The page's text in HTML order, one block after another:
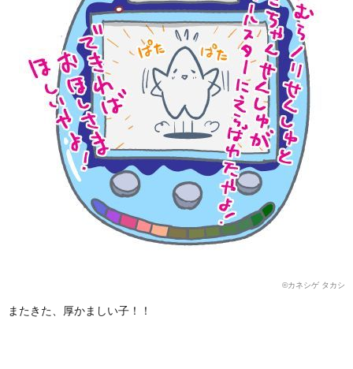
©カネシゲ タカシ
またきた、厚かましい子！！